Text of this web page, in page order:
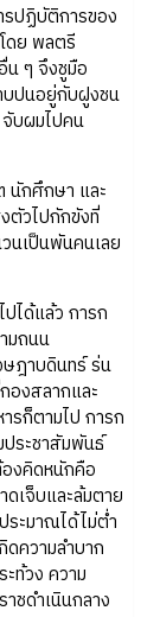
รปฏิบัติการของ
ดย พลตรี
น ๆ จึงชูมือ
บปนอยู่กับฝูงชน
จับผมไปคน
นักศึกษา และ
ตัวไปกักขังที่
นเป็นพันคนเลย
ได้แล้ว การก
มถนน
ษฎาบดินทร์ ร่น
องสลากและ
รก็ตามไป การก
ประชาสัมพันธ์
องคิดหนักคือ
เจ็บและล้มตาย
ะมาณได้ไม่ต่ำ
ดความลำบาก
ท้วง ความ
ชดำเนินกลาง